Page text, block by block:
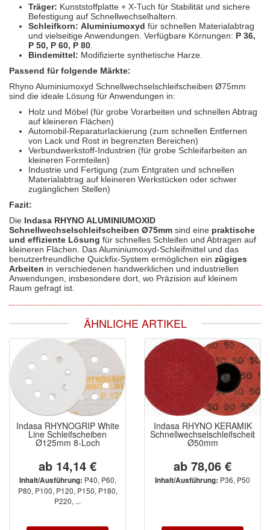
Träger: Kunststoffplatte + X-Tuch für Stabilität und sichere
Befestigung auf Schnellwechselhaltern.
Schleifkorn: Aluminiumoxyd für schnellen Materialabtrag
und vielseitige Anwendungen. Verfügbare Körnungen: P 36,
P 50, P 60, P 80
Bindemittel: Modifizierte synthetische Harze.
Passend für folgende Märkte:
Rhyno Aluminiumoxyd Schnellwechselschleifscheiben Ø75mm
sind die ideale Lösung für Anwendungen in:
Holz und Möbel (für grobe Vorarbeiten und schnellen Abtrag
auf kleineren Flächen)
Automobil-Reparaturlackierung (zum schnellen Entfernen
von Lack und Rost in begrenzten Bereichen)
Verbundwerkstoff-Industrien (für grobe Schleifarbeiten an
kleineren Formteilen)
Industrie und Fertigung (zum Entgraten und schnellen
Materialabtrag auf kleineren Werkstücken oder schwer
zugänglichen Stellen)
Fazit:
Die Indasa RHYNO ALUMINIUMOXID
Schnellwechselschleifscheiben Ø75mm sind eine praktische
und effiziente Lösung für schnelles Schleifen und Abtragen auf
kleineren Flächen. Das Aluminiumoxyd-Schleifmittel und das
benutzerfreundliche Quickfix-System ermöglichen ein zügiges
Arbeiten in verschiedenen handwerklichen und industriellen
Anwendungen, insbesondere dort, wo Präzision auf kleinem
Raum gefragt ist.
ÄHNLICHE ARTIKEL
Indasa RHYNOGRIP White
Line Schleifscheiben
Ø125mm 8-Loch
ab 14,14 €
Inhalt/Ausführung: P40, P60,
P80, P100, P120, P150, P180,
P220, ...
Indasa RHYNO KERAMIK
Schnellwechselschleifscheibe
Ø50mm
ab 78,06 €
Inhalt/Ausführung: P36, P50